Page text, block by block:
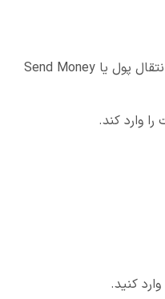
برای انتقال پول به یک حساب پی پال دیگر، کاربر باید وارد حساب خود شود و روی گزینه انتقال پول یا Send Money
وارد کند.
کنید.